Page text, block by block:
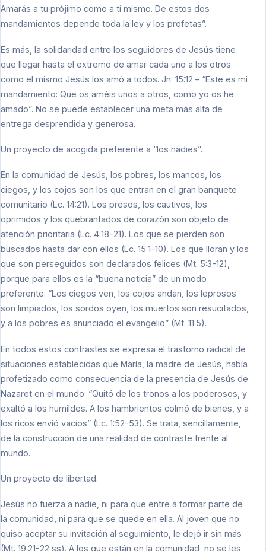
Amarás a tu prójimo como a ti mismo. De estos dos
mandamientos depende toda la ley y los profetas”.
Es más, la solidaridad entre los seguidores de Jesús tiene
que llegar hasta el extremo de amar cada uno a los otros
como el mismo Jesús los amó a todos. Jn. 15:12 – “Este es mi
mandamiento: Que os améis unos a otros, como yo os he
amado”. No se puede establecer una meta más alta de
entrega desprendida y generosa.
Un proyecto de acogida preferente a “los nadies”.
En la comunidad de Jesús, los pobres, los mancos, los
ciegos, y los cojos son los que entran en el gran banquete
comunitario (Lc. 14:21). Los presos, los cautivos, los
oprimidos y los quebrantados de corazón son objeto de
atención prioritaria (Lc. 4:18-21). Los que se pierden son
buscados hasta dar con ellos (Lc. 15:1-10). Los que lloran y los
que son perseguidos son declarados felices (Mt. 5:3-12),
porque para ellos es la “buena noticia” de un modo
preferente: “Los ciegos ven, los cojos andan, los leprosos
son limpiados, los sordos oyen, los muertos son resucitados,
y a los pobres es anunciado el evangelio” (Mt. 11:5).
En todos estos contrastes se expresa el trastorno radical de
situaciones establecidas que María, la madre de Jesús, había
profetizado como consecuencia de la presencia de Jesús de
Nazaret en el mundo: “Quitó de los tronos a los poderosos, y
exaltó a los humildes. A los hambrientos colmó de bienes, y a
los ricos envió vacíos” (Lc. 1:52-53). Se trata, sencillamente,
de la construcción de una realidad de contraste frente al
mundo.
Un proyecto de libertad.
Jesús no fuerza a nadie, ni para que entre a formar parte de
la comunidad, ni para que se quede en ella. Al joven que no
quiso aceptar su invitación al seguimiento, le dejó ir sin más
(Mt. 19:21-22 ss). A los que están en la comunidad, no se les